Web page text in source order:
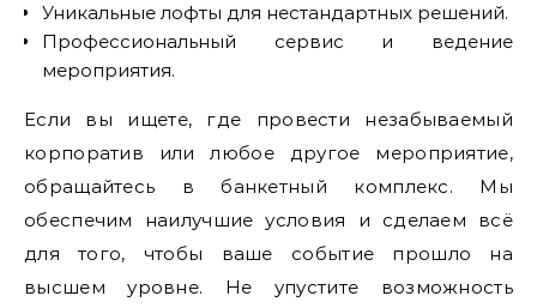
Уникальные лофты для нестандартных решений.
Профессиональный сервис и ведение
мероприятия.
Если вы ищете, где провести незабываемый
корпоратив или любое другое мероприятие,
обращайтесь в банкетный комплекс. Мы
обеспечим наилучшие условия и сделаем всё
для того, чтобы ваше событие прошло на
высшем уровне. Не упустите возможность